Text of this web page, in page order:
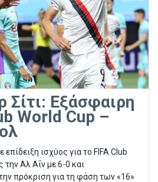
Σίτι: Εξάσφαιρη
World Cup –
ισχύος για το FIFA Club
την Αλ Αΐν με 6-0 και
πρόκριση για τη φάση των «16»